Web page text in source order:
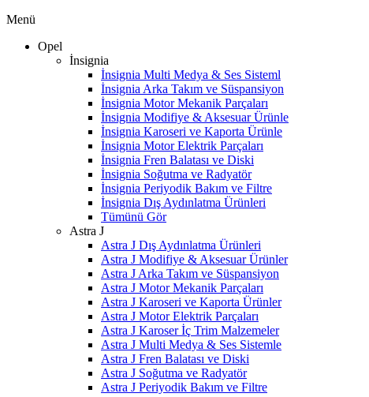
Menü
Opel
İnsignia
İnsignia Multi Medya & Ses Sisteml
İnsignia Arka Takım ve Süspansiyon
İnsignia Motor Mekanik Parçaları
İnsignia Modifiye & Aksesuar Ürünle
İnsignia Karoseri ve Kaporta Ürünle
İnsignia Motor Elektrik Parçaları
İnsignia Fren Balatası ve Diski
İnsignia Soğutma ve Radyatör
İnsignia Periyodik Bakım ve Filtre
İnsignia Dış Aydınlatma Ürünleri
Tümünü Gör
Astra J
Astra J Dış Aydınlatma Ürünleri
Astra J Modifiye & Aksesuar Ürünler
Astra J Arka Takım ve Süspansiyon
Astra J Motor Mekanik Parçaları
Astra J Karoseri ve Kaporta Ürünler
Astra J Motor Elektrik Parçaları
Astra J Karoser İç Trim Malzemeler
Astra J Multi Medya & Ses Sistemle
Astra J Fren Balatası ve Diski
Astra J Soğutma ve Radyatör
Astra J Periyodik Bakım ve Filtre